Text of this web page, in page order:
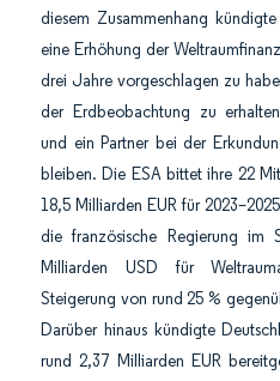
diesem Zusammenhang
eine Erhöhung der
drei Jahre vorgeschlagen zu
der Erdbeobachtung zu
und ein Partner bei der
bleiben. Die ESA bittet ihre 22
18,5 Milliarden EUR für
die französische Regierung
Milliarden USD für
Steigerung von rund 25 %
Darüber hinaus kündigte
rund 2,37 Milliarden EUR